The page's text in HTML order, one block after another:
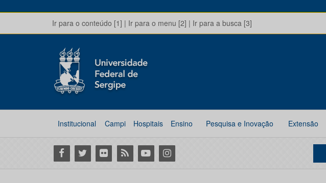
Ir para o conteúdo [1] | Ir para o menu [2] | Ir para a busca [3]
Institucional Campi Hospitais Ensino Pesquisa e Inovação Extensão
Facebook
Twitter Flickr RSS YoutubeInstagram